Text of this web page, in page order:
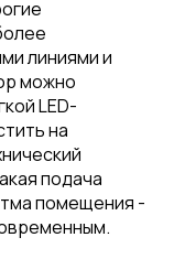
линиями и
можно
LED-
на
подача
помещения -